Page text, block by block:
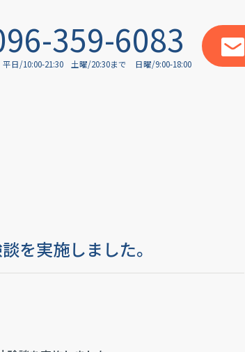
359-6083
平日/10:00-21:30 土曜/20:30まで 日曜/9:00-18:00
を実施しました。